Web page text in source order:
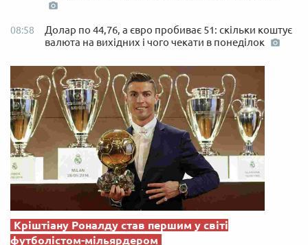
08:58
Долар по 44,76, а євро пробиває 51: скільки коштує
валюта на вихідних і чого чекати в понеділок
Кріштіану Роналду став першим у світі
футболістом-мільярдером